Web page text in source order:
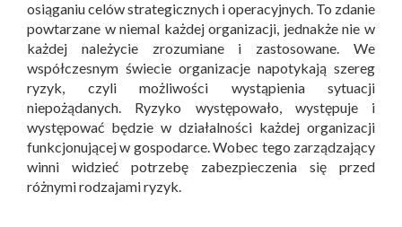
osiąganiu celów strategicznych i operacyjnych. To zdanie
powtarzane w niemal każdej organizacji, jednakże nie w
każdej należycie zrozumiane i zastosowane. We
współczesnym świecie organizacje napotykają szereg
ryzyk, czyli możliwości wystąpienia sytuacji
niepożądanych. Ryzyko występowało, występuje i
występować będzie w działalności każdej organizacji
funkcjonującej w gospodarce. Wobec tego zarządzający
winni widzieć potrzebę zabezpieczenia się przed
różnymi rodzajami ryzyk.